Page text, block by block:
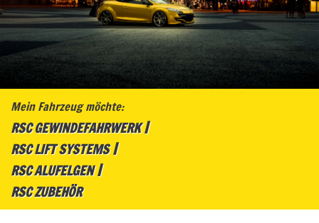
Mein Fahrzeug möchte:
RSC GEWINDEFAHRWERK
RSC LIFT SYSTEMS
RSC ALUFELGEN
RSC ZUBEHÖR